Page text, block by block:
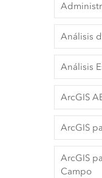
Análisis
Análisis
ArcGIS
ArcGIS
ArcGIS
Campo